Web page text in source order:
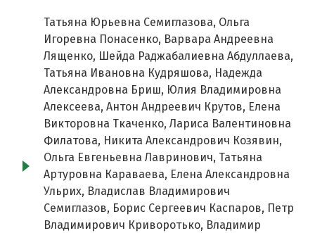
Татьяна Юрьевна Семиглазова, Ольга
Игоревна Понасенко, Варвара Андреевна
Лященко, Шейда Раджабалиевна Абдуллаева,
Татьяна Ивановна Кудряшова, Надежда
Александровна Бриш, Юлия Владимировна
Алексеева, Антон Андреевич Крутов, Елена
Викторовна Ткаченко, Лариса Валентиновна
Филатова, Никита Александрович Козявин,
Ольга Евгеньевна Лавринович, Татьяна
Артуровна Караваева, Елена Александровна
Ульрих, Владислав Владимирович
Семиглазов, Борис Сергеевич Каспаров, Петр
Владимирович Криворотько, Владимир